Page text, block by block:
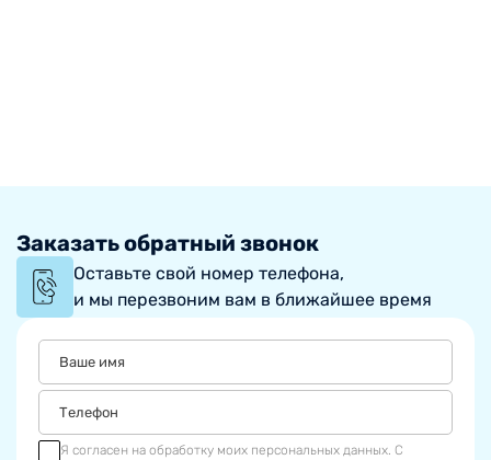
Заказать обратный звонок
Оставьте свой номер телефона,
и мы перезвоним вам в ближайшее время
Я согласен на обработку моих персональных данных. С